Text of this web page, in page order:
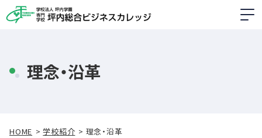
理念・沿革
HOME 学校紹介 理念・沿革